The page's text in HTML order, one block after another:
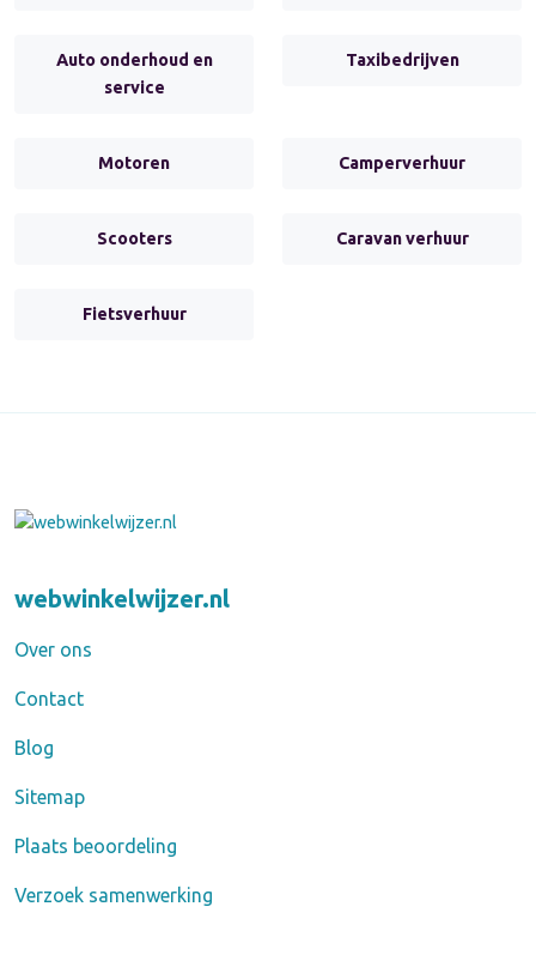
Auto onderhoud en
service
Taxibedrijven
Motoren Camperverhuur
Scooters Caravan verhuur
Fietsverhuur
webwinkelwijzer.nl
Over ons
Contact
Blog
Sitemap
Plaats beoordeling
Verzoek samenwerking